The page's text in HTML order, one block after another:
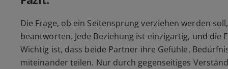
Die Frage, ob ein Seitensprung verziehen werden
beantworten. Jede Beziehung ist einzigartig, und die
Wichtig ist, dass beide Partner ihre Gefühle,
miteinander teilen. Nur durch gegenseitiges